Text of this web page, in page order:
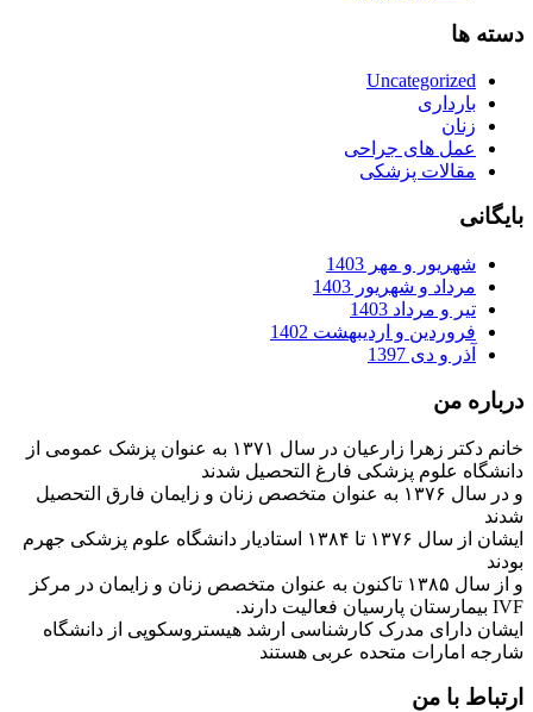
دسته ها
Uncategorized
بارداری
زنان
عمل های جراحی
مقالات پزشکی
بایگانی
شهریور و مهر 1403
مرداد و شهریور 1403
تیر و مرداد 1403
فروردین و اردیبهشت 1402
آذر و دی 1397
درباره من
خانم دکتر زهرا زارعیان در سال ۱۳۷۱ به عنوان پزشک عمومی از
دانشگاه علوم پزشکی فارغ التحصیل شدند
و در سال ۱۳۷۶ به عنوان متخصص زنان و زایمان فارق التحصیل
شدند
ایشان از سال ۱۳۷۶ تا ۱۳۸۴ استادیار دانشگاه علوم پزشکی جهرم
بودند
و از سال ۱۳۸۵ تاکنون به عنوان متخصص زنان و زایمان در مرکز
IVF بیمارستان پارسیان فعالیت دارند.
ایشان دارای مدرک کارشناسی ارشد هیستروسکوپی از دانشگاه
شارجه امارات متحده عربی هستند
ارتباط با من